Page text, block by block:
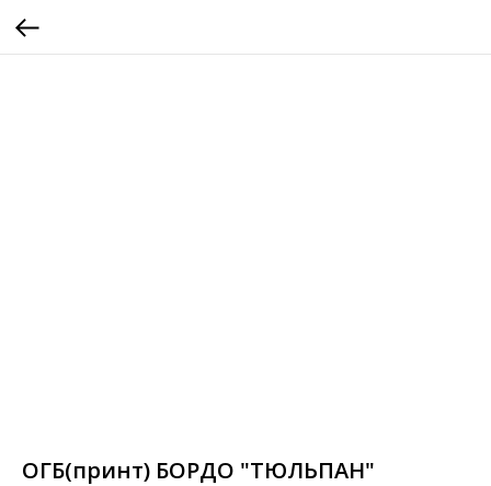
ОГБ(принт) БОРДО "ТЮЛЬПАН"